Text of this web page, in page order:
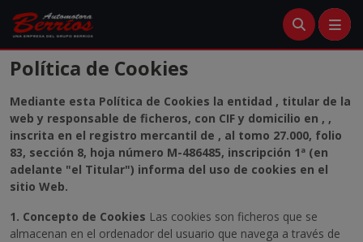
Menú
Crea tu cuenta
Ingresa
Política de Cookies
Mediante esta Política de Cookies la entidad , titular de la
web y responsable de ficheros, con CIF y domicilio en , ,
inscrita en el registro mercantil de , al tomo 27.000, folio
83, sección 8, hoja número M-486485, inscripción 1ª (en
adelante "el Titular") informa del uso de cookies en el
sitio Web.
1. Concepto de Cookies Las cookies son ficheros que se
almacenan en el ordenador del usuario que navega a través de